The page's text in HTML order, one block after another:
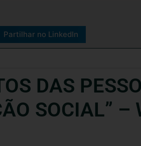
Partilhar no LinkedIn
DAS
SOCIAL” –